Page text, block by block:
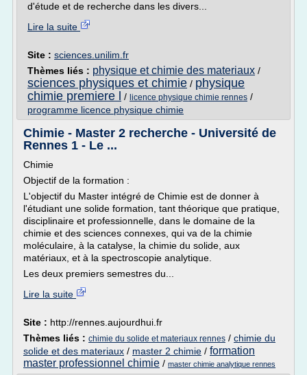
d'étude et de recherche dans les divers...
Lire la suite
Site : sciences.unilim.fr
Thèmes liés : physique et chimie des materiaux /
sciences physiques et chimie / physique
chimie premiere l
/ licence physique chimie rennes /
programme licence physique chimie
Chimie - Master 2 recherche - Université de
Rennes 1 - Le ...
Chimie
Objectif de la formation :
L'objectif du Master intégré de Chimie est de donner à
l'étudiant une solide formation, tant théorique que pratique,
disciplinaire et professionnelle, dans le domaine de la
chimie et des sciences connexes, qui va de la chimie
moléculaire, à la catalyse, la chimie du solide, aux
matériaux, et à la spectroscopie analytique.
Les deux premiers semestres du...
Lire la suite
Site : http://rennes.aujourdhui.fr
Thèmes liés : chimie du solide et materiaux rennes / chimie du
solide et des materiaux / master 2 chimie / formation
master professionnel chimie / master chimie analytique rennes